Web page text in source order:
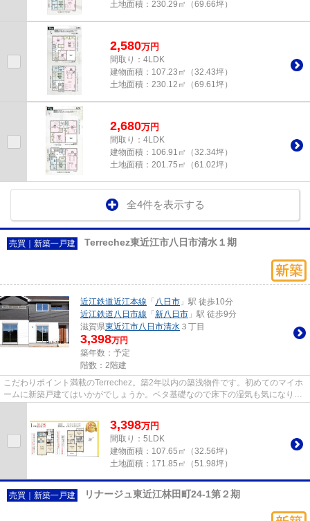
土地面積： 230.29㎡（69.66坪）
2,580万円
間取り：4LDK
建物面積： 107.23㎡（32.43坪）
土地面積： 230.12㎡（69.61坪）
2,680万円
間取り：4LDK
建物面積： 106.91㎡（32.34坪）
土地面積： 201.75㎡（61.02坪）
全4件を表示する
売買｜新築一戸建 Terrechez東近江市八日市清水１期
近江鉄道近江本線 「 八日市 」駅 徒歩10分
近江鉄道八日市線 「 新八日市 」駅 徒歩9分
滋賀県東近江市八日市清水 ３丁目
3,398万円
築年数：予定
階数：2階建
こだわりポイント満載のTerrechez。築2年以内の築浅物件です。初めてのマイホ
ームに新築戸建てはいかがでしょうか。ベタ基礎なので床下の湿気も気になりま
3,398万円
間取り：5LDK
建物面積： 107.65㎡（32.56坪）
土地面積： 171.85㎡（51.98坪）
売買｜新築一戸建 リナージュ東近江林田町24-1第２期